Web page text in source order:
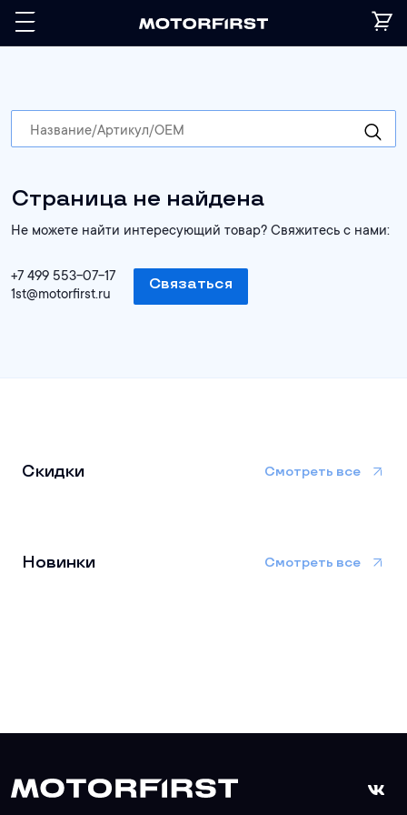
Страница не найдена
Не можете найти интересующий товар? Свяжитесь с нами:
+7 499 553-07-17
1st@motorfirst.ru
Связаться
Скидки Смотреть все
Новинки Смотреть все